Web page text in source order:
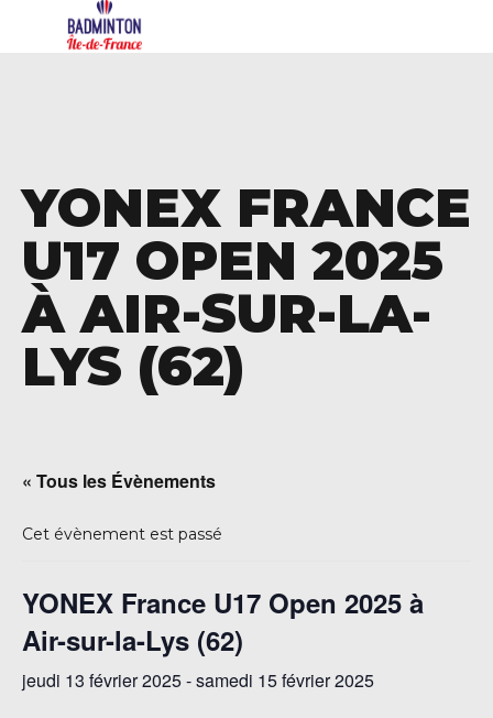
YONEX FRANCE
U17 OPEN 2025
À AIR-SUR-LA-
LYS (62)
« Tous les Évènements
Cet évènement est passé
YONEX France U17 Open 2025 à
Air-sur-la-Lys (62)
jeudi 13 février 2025-samedi 15 février 2025